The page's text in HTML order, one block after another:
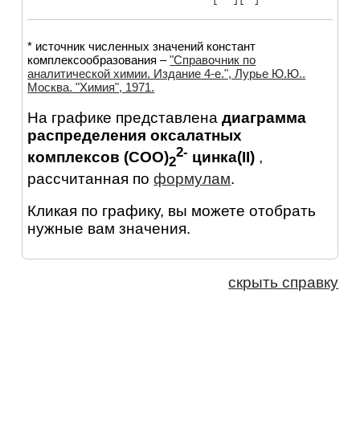
* источник численных значений констант
комплексообразования –"Справочник по
аналитической химии. Издание 4-е.", Лурье Ю.Ю..
Москва. "Химия", 1971.
На графике представленадиаграмма
распределения оксалатных
комплексов (COO)2
2- цинка(II) ,
рассчитанная поформулам.
Кликая по графику, вы можете отобрать
нужные вам значения.
скрыть справку